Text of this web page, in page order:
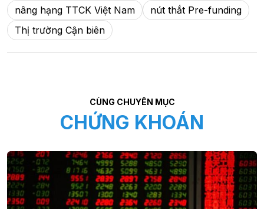
nâng hạng TTCK Việt Nam
nút thắt Pre-funding
Thị trường Cận biên
CÙNG CHUYÊN MỤC
CHỨNG KHOÁN